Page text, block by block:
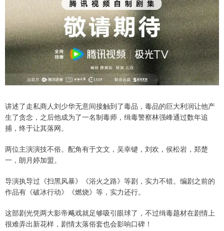
讲述了走私商人刘少华无意间接触到了毒品，毒品的巨大利润让他产
生了贪念，之后他成为了一名制毒师，缉毒警察林强峰通过数年追
捕，终于让其落网。
两位主演演技不俗。配角有于文文，吴幸键，刘欢，侯松岩，郑楚
一，朗月婷加盟。
导演执导过《扫黑风暴》《浴火之路》等剧，实力不错。编剧之前的
作品有《破冰行动》《燃烧》等，实力还行。
这部剧光凭两大影帝飚戏就足够吸引眼球了，不过缉毒题材在剧情上
很难弄出新花样，剧情太落俗套也会影响口碑！